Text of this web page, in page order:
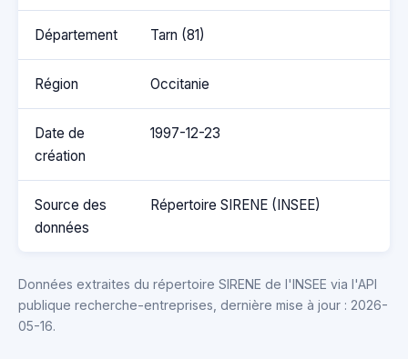
Département Tarn (81)
Région Occitanie
Date de
création
1997-12-23
Source des
données
Répertoire SIRENE (INSEE)
Données extraites du répertoire SIRENE de l'INSEE via l'API
publique recherche-entreprises, dernière mise à jour : 2026-
05-16.